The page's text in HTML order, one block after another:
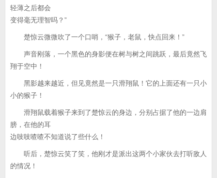
轻薄之后都会
变得毫无理智吗？”
楚惊云微微吹了一个口哨，“猴子，老鼠，快点回来！”
声音刚落，一个黑色的身影便在树与树之间跳跃，最后竟然飞
翔于空中！
黑影越来越近，但见竟然是一只滑翔鼠！它的上面还有一只小
小的猴子！
滑翔鼠载着猴子来到了楚惊云的身边，分别占据了他的一边肩
膀，在他的耳
边吱吱喳喳不知道说了些什么！
听后，楚惊云笑了笑，他刚才是派出这两个小家伙去打听敌人
的情况！